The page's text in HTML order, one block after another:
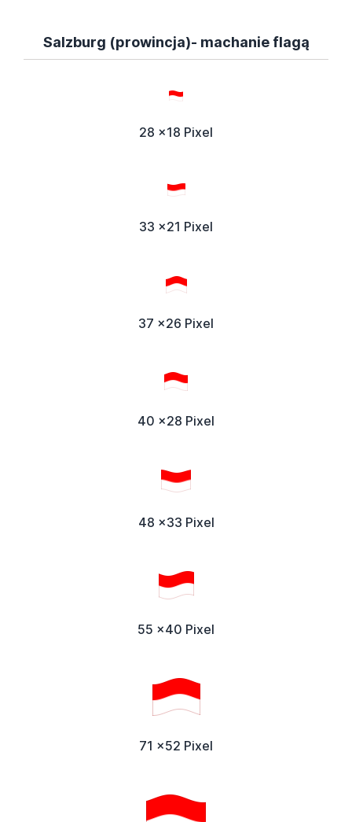
Salzburg (prowincja)- machanie flagą
28 x18 Pixel
33 x21 Pixel
37 x26 Pixel
40 x28 Pixel
48 x33 Pixel
55 x40 Pixel
71 x52 Pixel